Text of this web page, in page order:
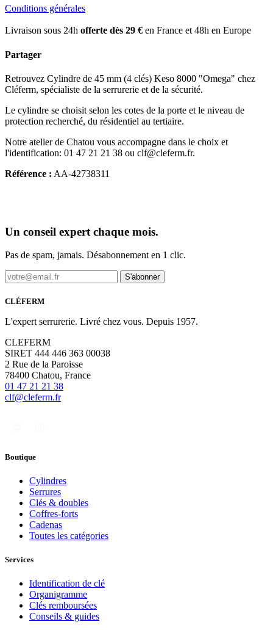
Conditions générales
Livraison sous 24h offerte dès 29 € en France et 48h en Europe
Partager
Retrouvez Cylindre de 45 mm (4 clés) Keso 8000 "Omega" chez
Cléferm, spécialiste de la serrurerie et de la sécurité.
Le cylindre se choisit selon les cotes de la porte et le niveau de
protection recherché, du résidentiel au tertiaire.
Notre atelier de Chatou vous accompagne dans le choix et
l'identification: 01 47 21 21 38 ou clf@cleferm.fr.
Référence : AA-42738311
Un conseil expert chaque mois.
Pas de spam, jamais. Désabonnement en 1 clic.
S'abonner
CLÉFERM
L'expert serrurerie. Livré chez vous. Depuis 1957.
CLEFERM
SIRET 444 446 363 00038
2 Rue de la Paroisse
78400 Chatou, France
01 47 21 21 38
clf@cleferm.fr
Boutique
Cylindres
Serrures
Clés & doubles
Coffres-forts
Cadenas
Toutes les catégories
Services
Identification de clé
Organigramme
Clés remboursées
Conseils & guides